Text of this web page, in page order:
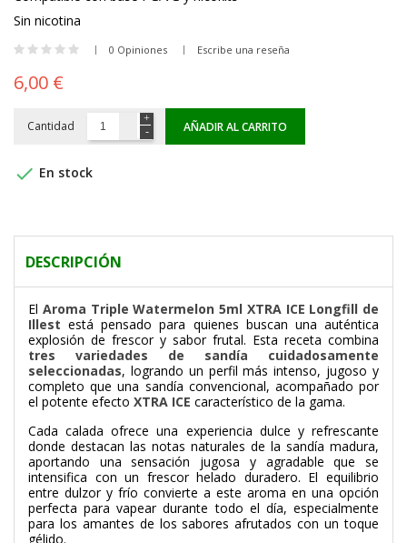
Sin nicotina
0 Opiniones Escribe una reseña
6,00 €
Cantidad AÑADIR AL CARRITO
 En stock
DESCRIPCIÓN
El Aroma Triple Watermelon 5ml XTRA ICE Longfill de
Illest está pensado para quienes buscan una auténtica
explosión de frescor y sabor frutal. Esta receta combina
tres variedades de sandía cuidadosamente
seleccionadas, logrando un perfil más intenso, jugoso y
completo que una sandía convencional, acompañado por
el potente efecto XTRA ICE característico de la gama.
Cada calada ofrece una experiencia dulce y refrescante
donde destacan las notas naturales de la sandía madura,
aportando una sensación jugosa y agradable que se
intensifica con un frescor helado duradero. El equilibrio
entre dulzor y frío convierte a este aroma en una opción
perfecta para vapear durante todo el día, especialmente
para los amantes de los sabores afrutados con un toque
gélido.